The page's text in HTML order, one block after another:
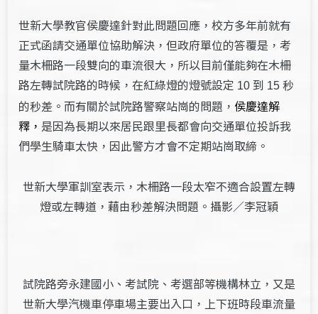
世新大學教官侯慶達針對此問題回應，校方多年前就有
正式函請交通單位協助解決，但政府單位的答覆是，考
量木柵路一段雙向的車流很大，所以目前僅能夠在木柵
路左轉試院路的時候，在紅綠燈的燈號設定 10 到 15 秒
的秒差。而有關於試院路警察站崗的問題， 侯慶達解
釋， 是因為長期以來居民跟里長都會向交通單位投訴我
們學生騎車太快，因此警方才會不定期站崗取締。
世新大學軍訓室表示，木柵路一段太窄不適合設置左轉
燈或左轉道，藉由秒差解決問題。攝影／李冠穎
試院路旁永建國小、考試院、考選部等機構林立，又是
世新大學汽機車停車場主要出入口，上下班時段車流量